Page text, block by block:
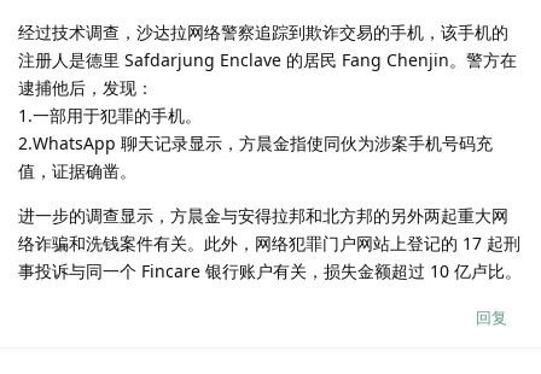
经过技术调查，沙达拉网络警察追踪到欺诈交易的手机，该手机的
注册人是德里 Safdarjung Enclave 的居民 Fang Chenjin。警方在
逮捕他后，发现：
1.一部用于犯罪的手机。
2.WhatsApp 聊天记录显示，方晨金指使同伙为涉案手机号码充
值，证据确凿。
进一步的调查显示，方晨金与安得拉邦和北方邦的另外两起重大网
络诈骗和洗钱案件有关。此外，网络犯罪门户网站上登记的 17 起刑
事投诉与同一个 Fincare 银行账户有关，损失金额超过 10 亿卢比。
回复